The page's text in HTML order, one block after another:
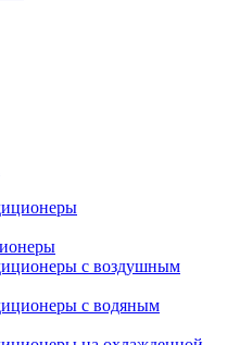
с воздушным
с водяным